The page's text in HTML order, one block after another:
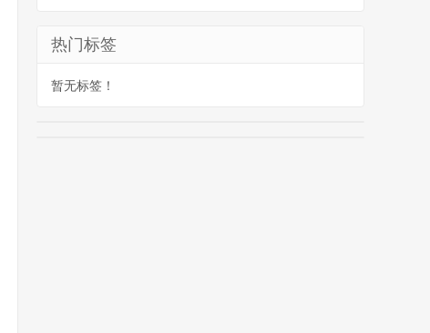
热门标签
暂无标签！